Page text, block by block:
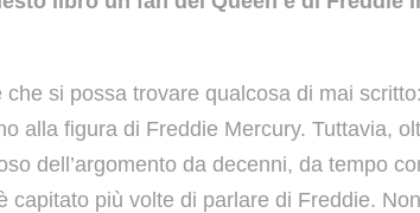
si possa trovare qualcosa di mai
alla figura di Freddie Mercury. Tuttavia,
dell’argomento da decenni, da tempo
capitato più volte di parlare di Freddie.